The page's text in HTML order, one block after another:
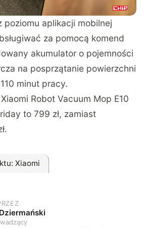
poziomu aplikacji mobilnej
za pomocą komend
akumulator o pojemności
na posprzątanie powierzchni
minut pracy.
Robot Vacuum Mop E10
to 799 zł, zamiast
: Xiaomi